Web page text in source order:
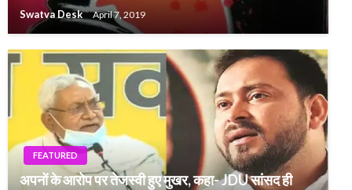
Swatva Desk April 7, 2019
FEATURED
अपनों के आरोप पर तेजस्वी हुए मुखर, कहा- JDU सांसद ही